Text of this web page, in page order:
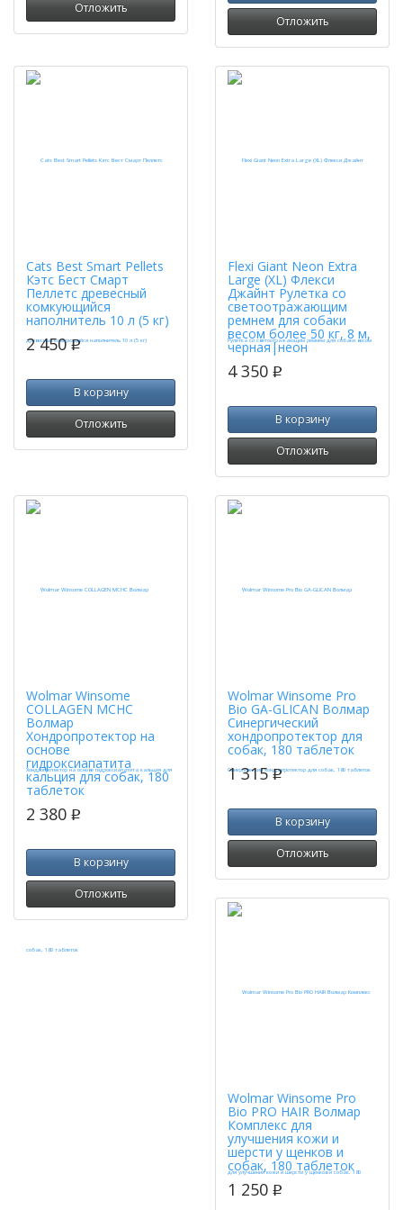
Отложить
Отложить
Cats Best Smart Pellets
Кэтс Бест Смарт
Пеллетс древесный
комкующийся
наполнитель 10 л (5 кг)
2 450p
В корзину
Отложить
Flexi Giant Neon Extra
Large (XL) Флекси
Джайнт Рулетка со
светоотражающим
ремнем для собаки
весом более 50 кг, 8 м,
черная|неон
4 350 p
В корзину
Отложить
Wolmar Winsome
COLLAGEN MCHC
Волмар
Хондропротектор на
основе
гидроксиапатита
кальция для собак, 180
таблеток
2 380 p
В корзину
Отложить
Wolmar Winsome Pro
Bio GA-GLICAN Волмар
Синергический
хондропротектор для
собак, 180 таблеток
1 315p
В корзину
Отложить
Wolmar Winsome Pro
Bio PRO HAIR Волмар
Комплекс для
улучшения кожи и
шерсти у щенков и
собак, 180 таблеток
1 250 p